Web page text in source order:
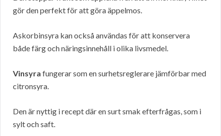
gör den perfekt för att göra äppelmos.
Askorbinsyra kan också användas för att konservera
både färg och näringsinnehåll i olika livsmedel.
Vinsyra fungerar som en surhetsreglerare jämförbar med
citronsyra.
Den är nyttig i recept där en surt smak efterfrågas, som i
sylt och saft.